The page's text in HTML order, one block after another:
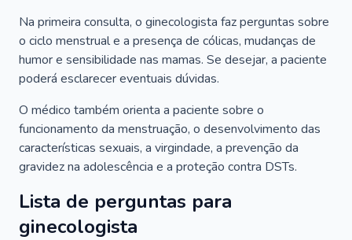
Na primeira consulta, o ginecologista faz perguntas sobre
o ciclo menstrual e a presença de cólicas, mudanças de
humor e sensibilidade nas mamas. Se desejar, a paciente
poderá esclarecer eventuais dúvidas.
O médico também orienta a paciente sobre o
funcionamento da menstruação, o desenvolvimento das
características sexuais, a virgindade, a prevenção da
gravidez na adolescência e a proteção contra DSTs.
Lista de perguntas para
ginecologista